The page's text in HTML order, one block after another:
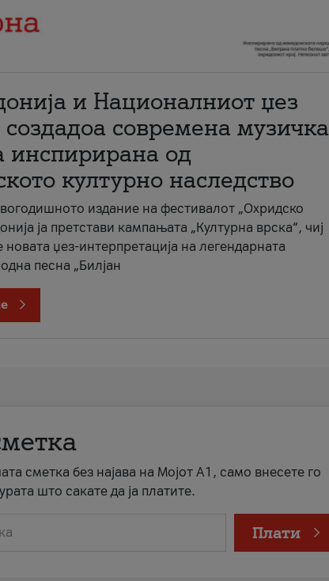
и Националниот џез
создадоа современа музичка
инспирирана од
културно наследство
издание на фестивалот „Охридско
ја претстави кампањата „Културна врска“, чиј
новата џез-интерпретација на легендарната
песна „Билјан
сметка без најава на Мојот А1, само внесете го
што сакате да ја платите.
Плати